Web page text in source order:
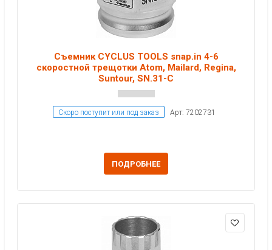
Съемник CYCLUS TOOLS snap.in 4-6
скоростной трещотки Atom, Mailard, Regina,
Suntour, SN.31-C
Скоро поступит или под заказ Арт: 7202731
ПОДРОБНЕЕ